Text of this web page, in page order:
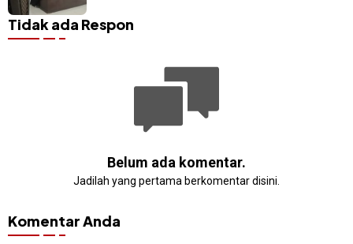
Tidak ada Respon
Belum ada komentar.
Jadilah yang pertama berkomentar disini.
Komentar Anda